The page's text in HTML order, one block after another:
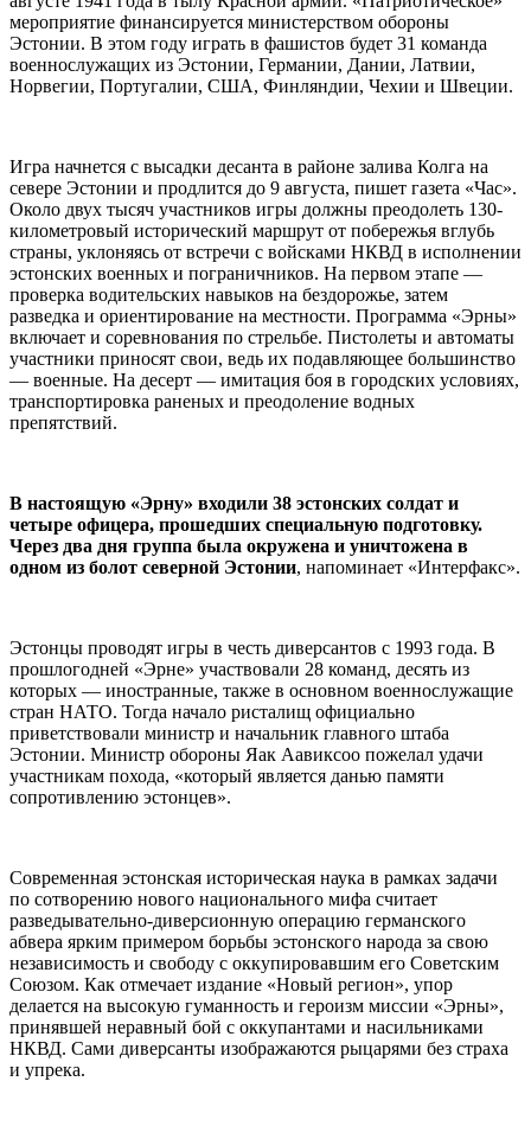
мероприятие финансируется министерством обороны
Эстонии. В этом году играть в фашистов будет 31 команда
военнослужащих из Эстонии, Германии, Дании, Латвии,
Норвегии, Португалии, США, Финляндии, Чехии и Швеции.
Игра начнется с высадки десанта в районе залива Колга на
севере Эстонии и продлится до 9 августа, пишет газета «Час».
Около двух тысяч участников игры должны преодолеть 130-
километровый исторический маршрут от побережья вглубь
страны, уклоняясь от встречи с войсками НКВД в исполнении
эстонских военных и пограничников. На первом этапе —
проверка водительских навыков на бездорожье, затем
разведка и ориентирование на местности. Программа «Эрны»
включает и соревнования по стрельбе. Пистолеты и автоматы
участники приносят свои, ведь их подавляющее большинство
— военные. На десерт — имитация боя в городских условиях,
транспортировка раненых и преодоление водных
препятствий.
В настоящую «Эрну» входили 38 эстонских солдат и
четыре офицера, прошедших специальную подготовку.
Через два дня группа была окружена и уничтожена в
одном из болот северной Эстонии, напоминает «Интерфакс».
Эстонцы проводят игры в честь диверсантов с 1993 года. В
прошлогодней «Эрне» участвовали 28 команд, десять из
которых — иностранные, также в основном военнослужащие
стран НАТО. Тогда начало ристалищ официально
приветствовали министр и начальник главного штаба
Эстонии. Министр обороны Яак Аавиксоо пожелал удачи
участникам похода, «который является данью памяти
сопротивлению эстонцев».
Современная эстонская историческая наука в рамках задачи
по сотворению нового национального мифа считает
разведывательно-диверсионную операцию германского
абвера ярким примером борьбы эстонского народа за свою
независимость и свободу с оккупировавшим его Советским
Союзом. Как отмечает издание «Новый регион», упор
делается на высокую гуманность и героизм миссии «Эрны»,
принявшей неравный бой с оккупантами и насильниками
НКВД. Сами диверсанты изображаются рыцарями без страха
и упрека.